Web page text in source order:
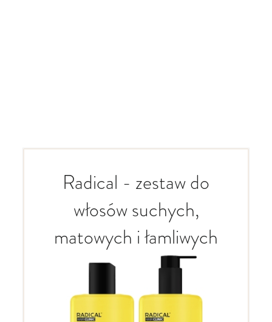
Radical - zestaw do
włosów suchych,
matowych i łamliwych